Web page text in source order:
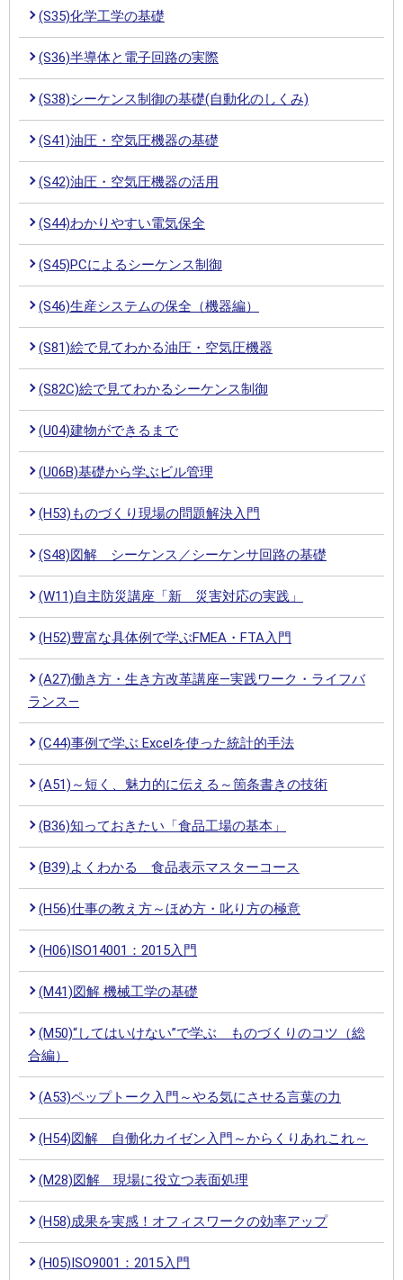
(S35)化学工学の基礎
(S36)半導体と電子回路の実際
(S38)シーケンス制御の基礎(自動化のしくみ)
(S41)油圧・空気圧機器の基礎
(S42)油圧・空気圧機器の活用
(S44)わかりやすい電気保全
(S45)PCによるシーケンス制御
(S46)生産システムの保全（機器編）
(S81)絵で見てわかる油圧・空気圧機器
(S82C)絵で見てわかるシーケンス制御
(U04)建物ができるまで
(U06B)基礎から学ぶビル管理
(H53)ものづくり現場の問題解決入門
(S48)図解 シーケンス／シーケンサ回路の基礎
(W11)自主防災講座「新 災害対応の実践」
(H52)豊富な具体例で学ぶFMEA・FTA入門
(A27)働き方・生き方改革講座―実践ワーク・ライフバ
ランス―
(C44)事例で学ぶ Excelを使った統計的手法
(A51)～短く、魅力的に伝える～箇条書きの技術
(B36)知っておきたい「食品工場の基本」
(B39)よくわかる 食品表示マスターコース
(H56)仕事の教え方～ほめ方・叱り方の極意
(H06)ISO14001：2015入門
(M41)図解 機械工学の基礎
(M50)“してはいけない”で学ぶ ものづくりのコツ（総
合編）
(A53)ペップトーク入門～やる気にさせる言葉の力
(H54)図解 自働化カイゼン入門～からくりあれこれ～
(M28)図解 現場に役立つ表面処理
(H58)成果を実感！オフィスワークの効率アップ
(H05)ISO9001：2015入門